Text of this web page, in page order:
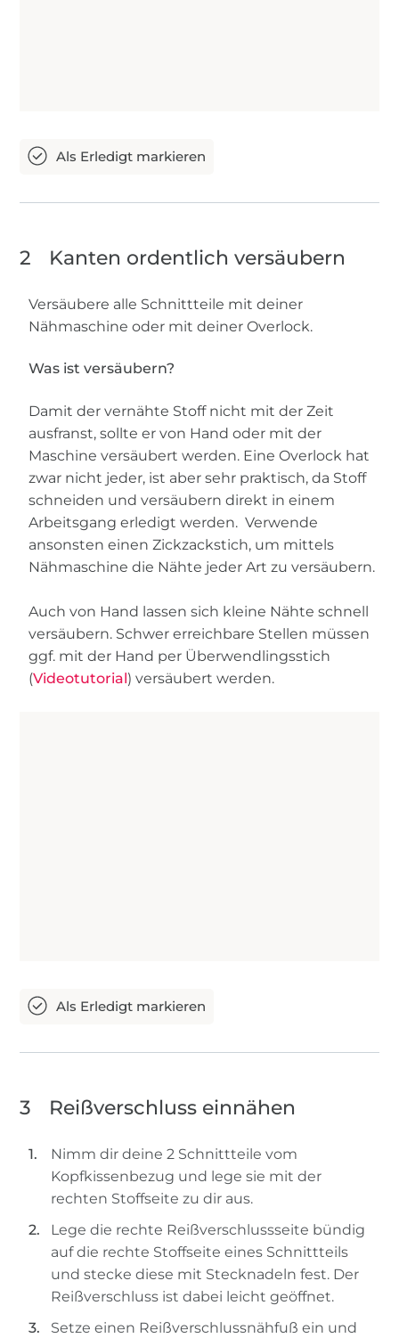
2 Kanten ordentlich versäubern
Versäubere alle Schnittteile mit deiner
Nähmaschine oder mit deiner Overlock.
Was ist versäubern?
Damit der vernähte Stoff nicht mit der Zeit
ausfranst, sollte er von Hand oder mit der
Maschine versäubert werden. Eine Overlock hat
zwar nicht jeder, ist aber sehr praktisch, da Stoff
schneiden und versäubern direkt in einem
Arbeitsgang erledigt werden. Verwende
ansonsten einen Zickzackstich, um mittels
Nähmaschine die Nähte jeder Art zu versäubern.
Auch von Hand lassen sich kleine Nähte schnell
versäubern. Schwer erreichbare Stellen müssen
ggf. mit der Hand per Überwendlingsstich
(Videotutorial) versäubert werden.
3 Reißverschluss einnähen
Nimm dir deine 2 Schnittteile vom
Kopfkissenbezug und lege sie mit der
rechten Stoffseite zu dir aus.
Lege die rechte Reißverschlussseite bündig
auf die rechte Stoffseite eines Schnittteils
und stecke diese mit Stecknadeln fest. Der
Reißverschluss ist dabei leicht geöffnet.
Setze einen Reißverschlussnähfuß ein und